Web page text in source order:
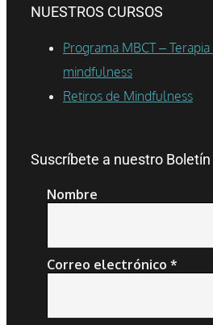
NUESTROS CURSOS
Programa MBCT –
mindfulness
Retiros de Mindfulness
Suscríbete a nuestro Boletín
Nombre
Correo electrónico *